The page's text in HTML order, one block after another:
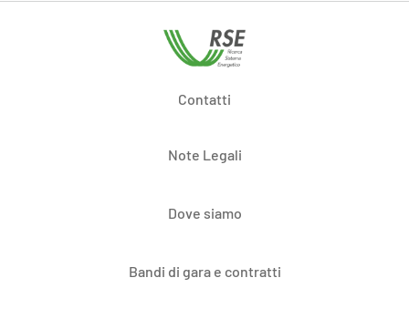
Contatti
Note Legali
Dove siamo
Bandi di gara e contratti